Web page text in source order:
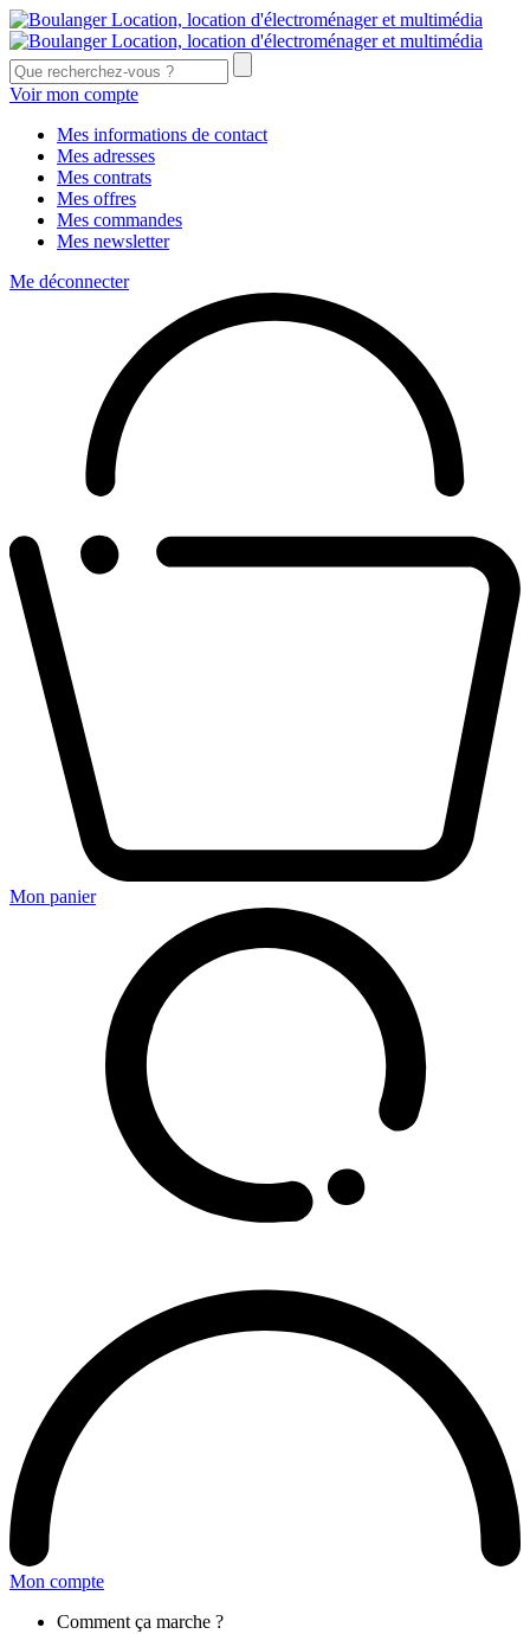
Voir mon compte
Mes informations de contact
Mes adresses
Mes contrats
Mes offres
Mes commandes
Mes newsletter
Me déconnecter
Mon panier
Mon compte
Comment ça marche ?